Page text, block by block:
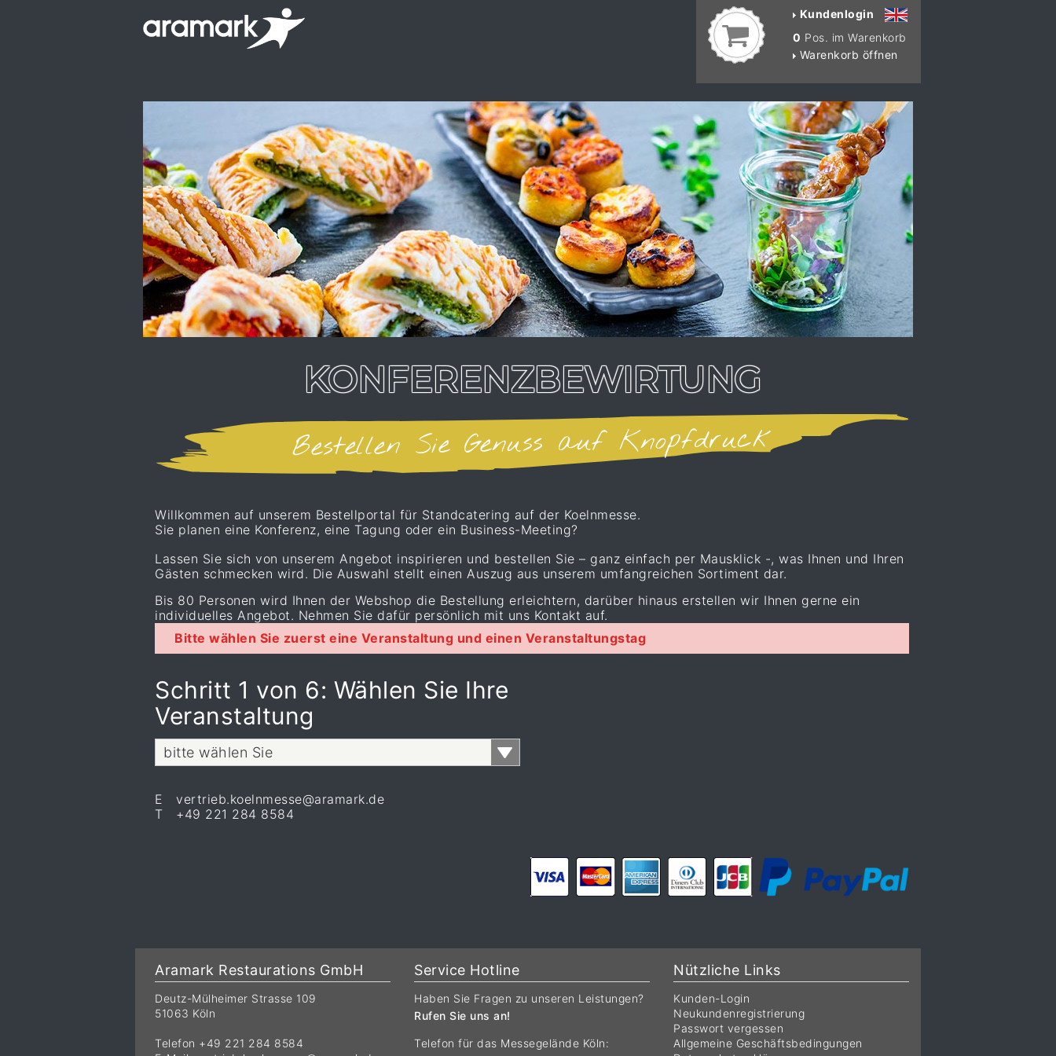
Kundenlogin
0 Pos. im Warenkorb
Warenkorb öffnen
KONFERENZBEWIRTUNG
Bestellen Sie Genuss auf Knopfdruck
Willkommen auf unserem Bestellportal für Standcatering auf der Koelnmesse.
Sie planen eine Konferenz, eine Tagung oder ein Business-Meeting?
Lassen Sie sich von unserem Angebot inspirieren und bestellen Sie – ganz einfach per Mausklick -, was Ihnen und Ihren
Gästen schmecken wird. Die Auswahl stellt einen Auszug aus unserem umfangreichen Sortiment dar.
Bis 80 Personen wird Ihnen der Webshop die Bestellung erleichtern, darüber hinaus erstellen wir Ihnen gerne ein
individuelles Angebot. Nehmen Sie dafür persönlich mit uns Kontakt auf.
Bitte wählen Sie zuerst eine Veranstaltung und einen Veranstaltungstag
Schritt 1 von 6: Wählen Sie Ihre
Veranstaltung
bitte wählen Sie
E vertrieb.koelnmesse@aramark.de
T +49 221 284 8584
Aramark Restaurations GmbH
Deutz-Mülheimer Strasse 109
51063 Köln
Telefon +49 221 284 8584
Service Hotline
Haben Sie Fragen zu unseren Leistungen?
Rufen Sie uns an!
Telefon für das Messegelände Köln:
Nützliche Links
Kunden-Login
Neukundenregistrierung
Passwort vergessen
Allgemeine Geschäftsbedingungen